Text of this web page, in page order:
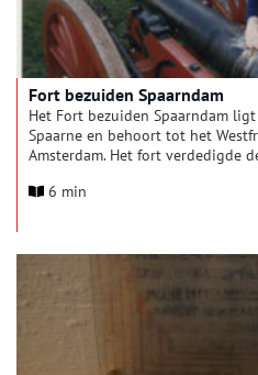
Fort bezuiden Spaarndam
Het Fort bezuiden Spaarndam
Spaarne en behoort tot het
Amsterdam. Het fort verdedigde
6 min